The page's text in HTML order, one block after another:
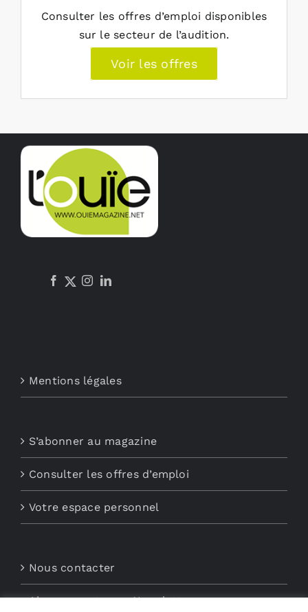
Consulter les offres d’emploi disponibles
sur le secteur de l’audition.
Voir les offres
Mentions légales
S’abonner au magazine
Consulter les offres d’emploi
Votre espace personnel
Nous contacter
Abonnements aux Newsletters